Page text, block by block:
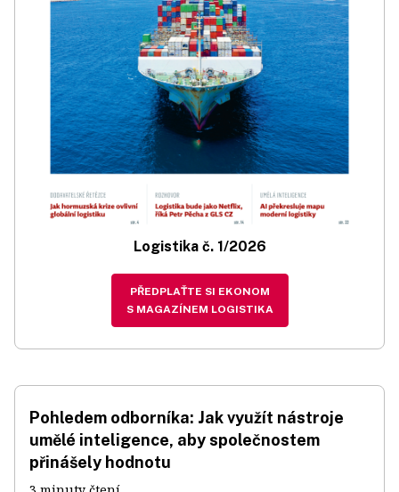
Logistika č. 1/2026
PŘEDPLAŤTE SI EKONOM
S MAGAZÍNEM LOGISTIKA
Pohledem odborníka: Jak využít nástroje
umělé inteligence, aby společnostem
přinášely hodnotu